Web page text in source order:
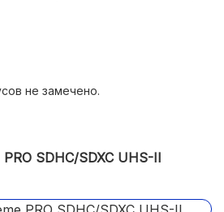
часов полного погружения в
рабочих температур;
не замечено.
SDHC/SDXC UHS-II